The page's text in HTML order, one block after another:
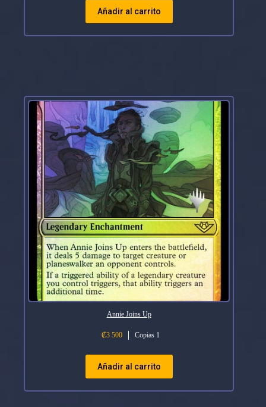
Añadir al carrito
Annie Joins Up
₡3 500 Copias 1
Añadir al carrito